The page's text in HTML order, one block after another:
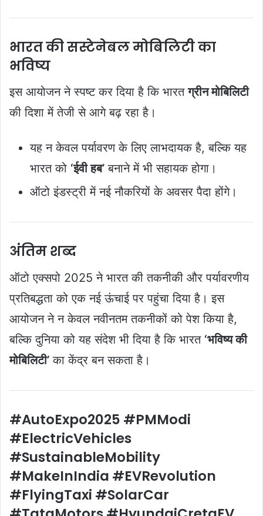
भारत की सस्टेनेबल मोबिलिटी का
भविष्य
इस आयोजन ने स्पष्ट कर दिया है कि भारतग्रीन मोबिलिटी
की दिशा में तेजी से आगे बढ़ रहा है।
यह न केवल पर्यावरण के लिए लाभदायक है, बल्कि यह
भारत को ‘ईवी हब’ बनाने में भी सहायक होगा।
ऑटो इंडस्ट्री में नई नौकरियों के अवसर पैदा होंगे।
अंतिम शब्द
ऑटो एक्सपो 2025 ने भारत की तकनीकी और पर्यावरणीय
प्रतिबद्धता को एक नई ऊंचाई पर पहुंचा दिया है। इस
आयोजन ने न केवल नवीनतम तकनीकों को पेश किया है,
बल्कि दुनिया को यह संदेश भी दिया है कि भारत ‘भविष्य की
मोबिलिटी’ का केंद्र बन सकता है।
#AutoExpo2025 #PMModi
#ElectricVehicles
#SustainableMobility
#MakeInIndia #EVRevolution
#FlyingTaxi #SolarCar